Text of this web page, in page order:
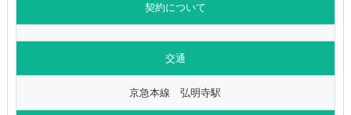
契約について
交通
京急本線 弘明寺駅